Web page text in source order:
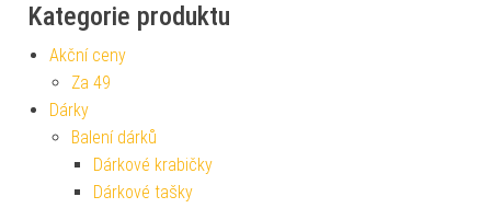
Kategorie produktu
Akční ceny
Za 49
Dárky
Balení dárků
Dárkové krabičky
Dárkové tašky